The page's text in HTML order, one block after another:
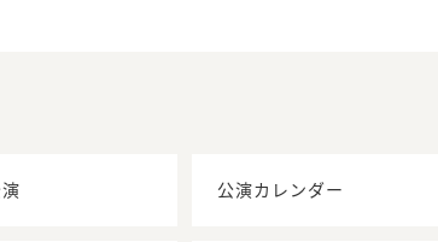
公演カレンダー